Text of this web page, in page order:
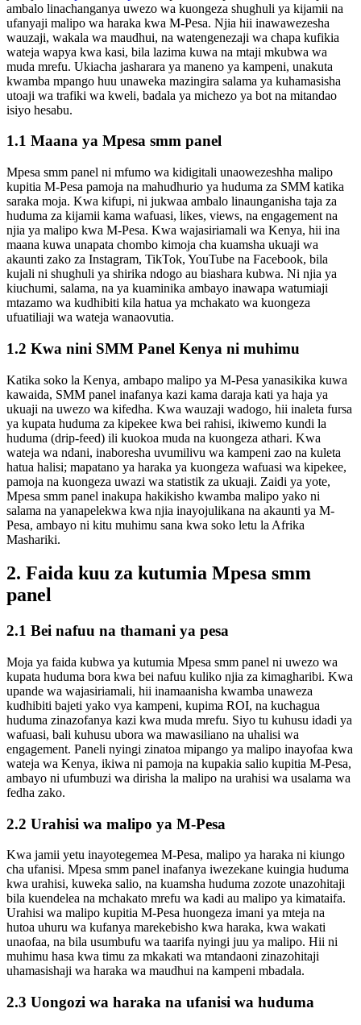
ambalo linachanganya uwezo wa kuongeza shughuli ya kijamii na
ufanyaji malipo wa haraka kwa M-Pesa. Njia hii inawawezesha
wauzaji, wakala wa maudhui, na watengenezaji wa chapa kufikia
wateja wapya kwa kasi, bila lazima kuwa na mtaji mkubwa wa
muda mrefu. Ukiacha jasharara ya maneno ya kampeni, unakuta
kwamba mpango huu unaweka mazingira salama ya kuhamasisha
utoaji wa trafiki wa kweli, badala ya michezo ya bot na mitandao
isiyo hesabu.
1.1 Maana ya Mpesa smm panel
Mpesa smm panel ni mfumo wa kidigitali unaowezeshha malipo
kupitia M-Pesa pamoja na mahudhurio ya huduma za SMM katika
saraka moja. Kwa kifupi, ni jukwaa ambalo linaunganisha taja za
huduma za kijamii kama wafuasi, likes, views, na engagement na
njia ya malipo kwa M-Pesa. Kwa wajasiriamali wa Kenya, hii ina
maana kuwa unapata chombo kimoja cha kuamsha ukuaji wa
akaunti zako za Instagram, TikTok, YouTube na Facebook, bila
kujali ni shughuli ya shirika ndogo au biashara kubwa. Ni njia ya
kiuchumi, salama, na ya kuaminika ambayo inawapa watumiaji
mtazamo wa kudhibiti kila hatua ya mchakato wa kuongeza
ufuatiliaji wa wateja wanaovutia.
1.2 Kwa nini SMM Panel Kenya ni muhimu
Katika soko la Kenya, ambapo malipo ya M-Pesa yanasikika kuwa
kawaida, SMM panel inafanya kazi kama daraja kati ya haja ya
ukuaji na uwezo wa kifedha. Kwa wauzaji wadogo, hii inaleta fursa
ya kupata huduma za kipekee kwa bei rahisi, ikiwemo kundi la
huduma (drip-feed) ili kuokoa muda na kuongeza athari. Kwa
wateja wa ndani, inaboresha uvumilivu wa kampeni zao na kuleta
hatua halisi; mapatano ya haraka ya kuongeza wafuasi wa kipekee,
pamoja na kuongeza uwazi wa statistik za ukuaji. Zaidi ya yote,
Mpesa smm panel inakupa hakikisho kwamba malipo yako ni
salama na yanapelekwa kwa njia inayojulikana na akaunti ya M-
Pesa, ambayo ni kitu muhimu sana kwa soko letu la Afrika
Mashariki.
2. Faida kuu za kutumia Mpesa smm
panel
2.1 Bei nafuu na thamani ya pesa
Moja ya faida kubwa ya kutumia Mpesa smm panel ni uwezo wa
kupata huduma bora kwa bei nafuu kuliko njia za kimagharibi. Kwa
upande wa wajasiriamali, hii inamaanisha kwamba unaweza
kudhibiti bajeti yako vya kampeni, kupima ROI, na kuchagua
huduma zinazofanya kazi kwa muda mrefu. Siyo tu kuhusu idadi ya
wafuasi, bali kuhusu ubora wa mawasiliano na uhalisi wa
engagement. Paneli nyingi zinatoa mipango ya malipo inayofaa kwa
wateja wa Kenya, ikiwa ni pamoja na kupakia salio kupitia M-Pesa,
ambayo ni ufumbuzi wa dirisha la malipo na urahisi wa usalama wa
fedha zako.
2.2 Urahisi wa malipo ya M-Pesa
Kwa jamii yetu inayotegemea M-Pesa, malipo ya haraka ni kiungo
cha ufanisi. Mpesa smm panel inafanya iwezekane kuingia huduma
kwa urahisi, kuweka salio, na kuamsha huduma zozote unazohitaji
bila kuendelea na mchakato mrefu wa kadi au malipo ya kimataifa.
Urahisi wa malipo kupitia M-Pesa huongeza imani ya mteja na
hutoa uhuru wa kufanya marekebisho kwa haraka, kwa wakati
unaofaa, na bila usumbufu wa taarifa nyingi juu ya malipo. Hii ni
muhimu hasa kwa timu za mkakati wa mtandaoni zinazohitaji
uhamasishaji wa haraka wa maudhui na kampeni mbadala.
2.3 Uongozi wa haraka na ufanisi wa huduma